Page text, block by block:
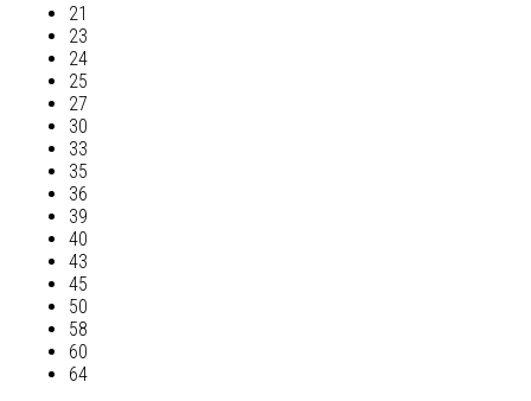
21
23
24
25
27
30
33
35
36
39
40
43
45
50
58
60
64